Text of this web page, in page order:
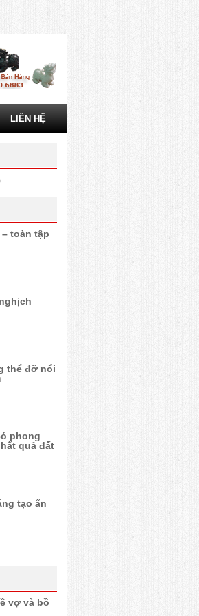
LIÊN HỆ
toàn tập
thể đỡ nổi
phong
quả đất
tạo ấn
vợ và bồ